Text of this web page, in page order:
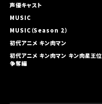
声優キャスト
MUSIC
MUSIC（Season 2）
初代アニメ キン⾁マン
初代アニメ キン⾁マン キン⾁星王位
争奪編